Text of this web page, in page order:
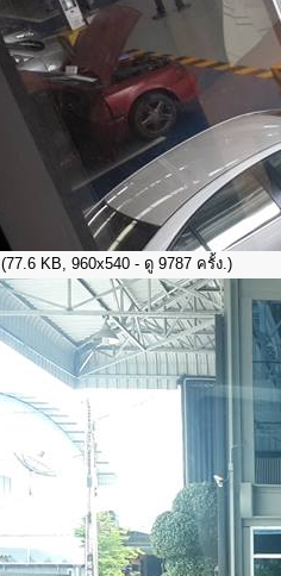
(77.6 KB, 960x540 - ดู 9787 ครั้ง.)